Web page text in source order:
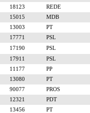
18123
REDE
15015
MDB
13003
PT
17771
PSL
17190
PSL
17911
PSL
11177
PP
13080
PT
90077
PROS
12321
PDT
13456
PT